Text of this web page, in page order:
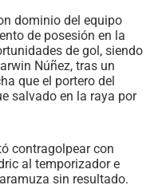
dominio del equipo
de posesión en la
de gol, siendo
Núñez, tras un
que el portero del
salvado en la raya por
contragolpear con
al temporizador e
sin resultado.